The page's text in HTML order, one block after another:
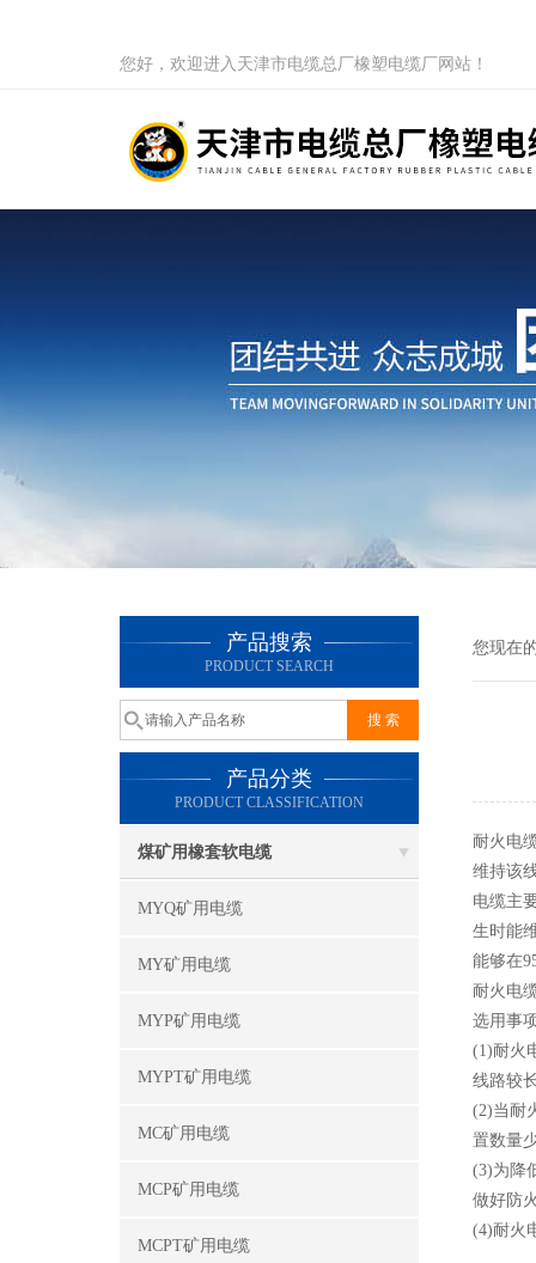
您好，欢迎进入天津市电缆总厂橡塑电缆厂网站！
产品搜索
PRODUCT SEARCH
产品分类
PRODUCT CLASSIFICATION
煤矿用橡套软电缆
MYQ矿用电缆
MY矿用电缆
MYP矿用电缆
MYPT矿用电缆
MC矿用电缆
MCP矿用电缆
MCPT矿用电缆
您现在
耐火电
维持该
电缆主
生时能
能够在
耐火电
选用事
(1)耐火
线路较
(2)当耐
置数量
(3)为降
做好防
(4)耐火